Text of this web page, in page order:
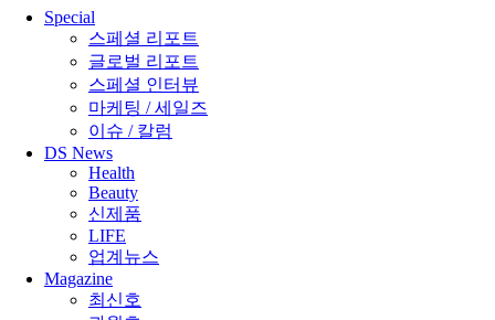
Special
스페셜 리포트
글로벌 리포트
스페셜 인터뷰
마케팅 / 세일즈
이슈 / 칼럼
DS News
Health
Beauty
신제품
LIFE
업계뉴스
Magazine
최신호